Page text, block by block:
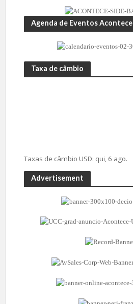
Agenda de Eventos Acontece
Taxa de câmbio
Taxas de câmbio USD: qui, 6 ago.
Advertisement